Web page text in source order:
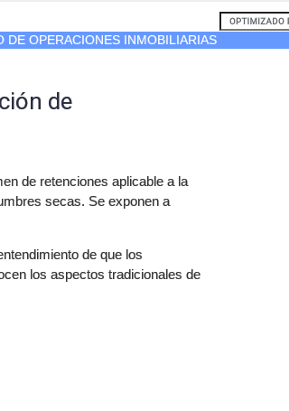
DE OPERACIONES INMOBILIARIAS
de
de retenciones aplicable a la
secas. Se exponen a
de que los
los aspectos tradicionales de